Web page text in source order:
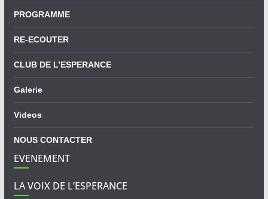
PROGRAMME
RE-ECOUTER
CLUB DE L’ESPERANCE
Galerie
Videos
NOUS CONTACTER
EVENEMENT
LA VOIX DE L’ESPERANCE